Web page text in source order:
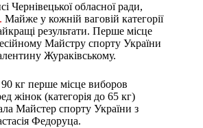
Чернівецької обласної ради,
Майже у кожній ваговій категорії
результати. Перше місце
Майстру спорту України
Жураківському.
90 кг перше місце виборов
жінок (категорія до 65 кг)
Майстер спорту України з
Федоруца.